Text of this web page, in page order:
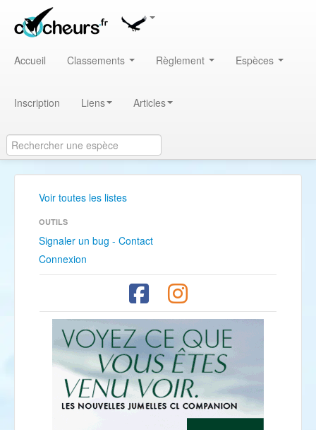
Accueil Classements Règlement Espèces
Inscription Liens Articles
Voir toutes les listes
OUTILS
Signaler un bug - Contact
Connexion